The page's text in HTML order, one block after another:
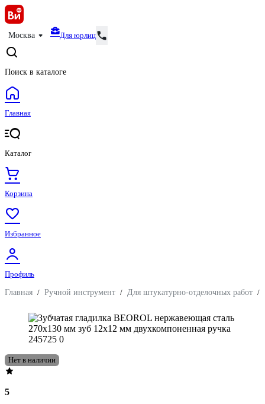
Москва Для юрлиц
Поиск в каталоге
Главная
Каталог
Корзина
Избранное
Профиль
Главная / Ручной инструмент / Для штукатурно-отделочных работ /
Нет в наличии
5